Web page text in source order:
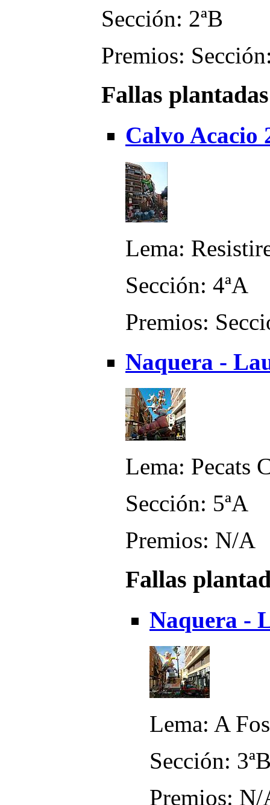
Sección: 2ªB
Premios:
Fallas
Calvo Acacio
Lema:
Sección: 4ªA
Premios:
Naquera -
Lema: Pecats
Sección: 5ªA
Premios: N/A
Fallas
Naquera -
Lema: A
Sección:
Premios: N/